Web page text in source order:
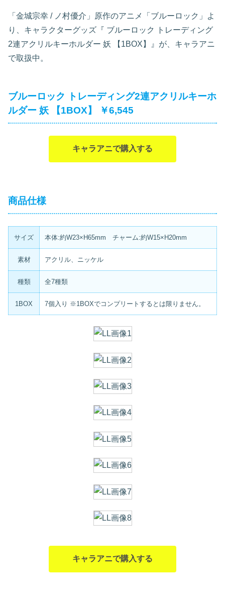
「金城宗幸 / ノ村優介」原作のアニメ「ブルーロック」よ
り、キャラクターグッズ『 ブルーロック トレーディング
2連アクリルキーホルダー 妖 【1BOX】』が、キャラアニ
で取扱中。
ブルーロック トレーディング2連アクリルキーホ
ルダー 妖 【1BOX】 ￥6,545
キャラアニで購入する
商品仕様
サイズ 本体:約W23×H65mm チャーム:約W15×H20mm
素材 アクリル、ニッケル
種類 全7種類
1BOX 7個入り ※1BOXでコンプリートするとは限りません。
キャラアニで購入する